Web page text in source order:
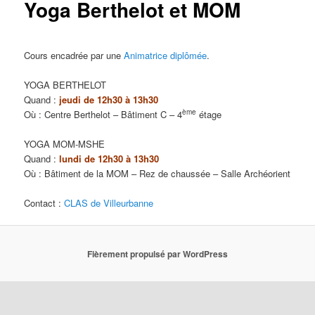
Yoga Berthelot et MOM
Cours encadrée par uneAnimatrice diplômée.
YOGA BERTHELOT
Quand : jeudi de 12h30 à 13h30
Où : Centre Berthelot – Bâtiment C – 4ème étage
YOGA MOM-MSHE
Quand :lundide 12h30 à 13h30
Où : Bâtiment de la MOM – Rez de chaussée – Salle Archéorient
Contact :CLAS de Villeurbanne
Fièrement propulsé par WordPress